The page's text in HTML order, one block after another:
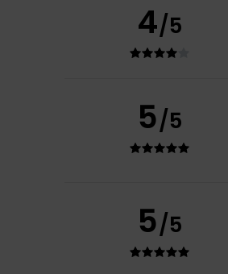
4/5
5/5
5/5